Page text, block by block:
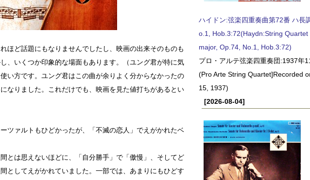
ほど話題にもなりませんでしたし、映画の出来そのものも
、いくつか印象的な場面もあります。（ユング君が特に気
い方です。ユング君はこの曲が余りよく分からなかったの
なりました。これだけでも、映画を見た値打ちがあるとい
ツァルトもひどかったが、「不滅の恋人」でえがかれたベ
とは思えないほどに、「自分勝手」で「傲慢」、そしてど
としてえがかれていました。一部では、あまりにもひどす
ハイドン:弦楽四重奏曲第72番 ハ長
o.1, Hob.3:72(Haydn:String Quartet
major, Op.74, No.1, Hob.3:72)
プロ・アルテ弦楽四重奏団:1937年
(Pro Arte String Quartet]Recorded
15, 1937)
[2026-08-04]